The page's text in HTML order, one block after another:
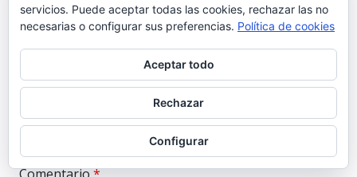
Deja una respuesta
Tu dirección de correo electrónico no será publicada.
Los campos obligatorios están marcados con
servicios. Puede aceptar todas las cookies, rechazar las no
necesarias o configurar sus preferencias. Política de cookies
Aceptar todo
Rechazar
Configurar